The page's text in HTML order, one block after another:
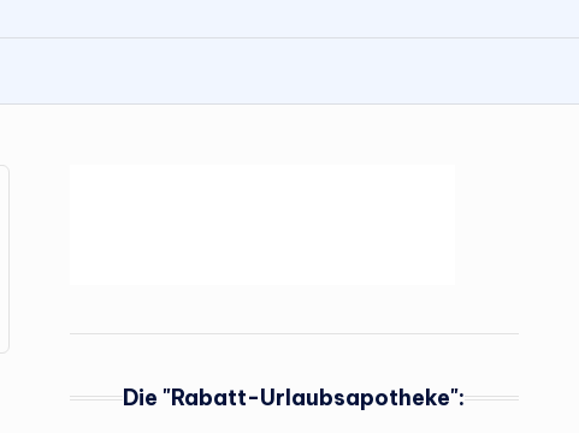
Die "Rabatt-Urlaubsapotheke":